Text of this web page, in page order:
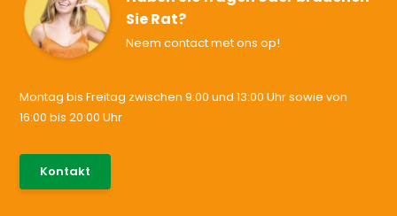
Sie Rat?
Neem contact met ons op!
Montag bis Freitag zwischen 9:00 und 13:00 Uhr sowie von
16:00 bis 20:00 Uhr
Kontakt